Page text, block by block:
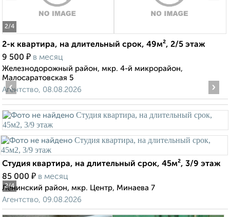
2/4
2-к квартира, на длительный срок, 49м², 2/5 этаж
9 500 ₽ в месяц
Железнодорожный район, мкр. 4-й микрорайон,
Малосаратовская 5
Агентство, 08.08.2026
2/4
‹ ›
Студия квартира, на длительный срок, 45м², 3/9 этаж
85 000 ₽ в месяц
Ленинский район, мкр. Центр, Минаева 7
Агентство, 09.08.2026